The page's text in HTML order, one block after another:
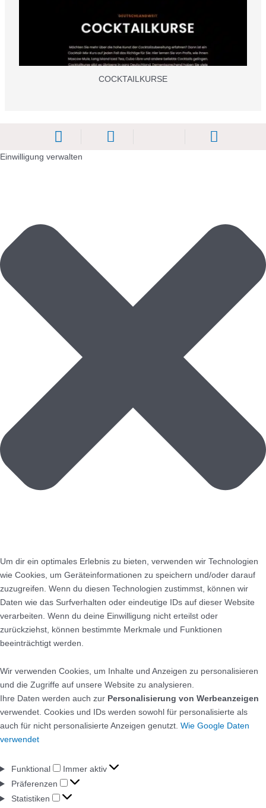
COCKTAILKURSE
Einwilligung verwalten
Um dir ein optimales Erlebnis zu bieten, verwenden wir Technologien
wie Cookies, um Geräteinformationen zu speichern und/oder darauf
zuzugreifen. Wenn du diesen Technologien zustimmst, können wir
Daten wie das Surfverhalten oder eindeutige IDs auf dieser Website
verarbeiten. Wenn du deine Einwilligung nicht erteilst oder
zurückziehst, können bestimmte Merkmale und Funktionen
beeinträchtigt werden.
Wir verwenden Cookies, um Inhalte und Anzeigen zu personalisieren
und die Zugriffe auf unsere Website zu analysieren.
Ihre Daten werden auch zur Personalisierung von Werbeanzeigen
verwendet. Cookies und IDs werden sowohl für personalisierte als
auch für nicht personalisierte Anzeigen genutzt. Wie Google Daten
verwendet
Funktional
Immer aktiv
Präferenzen
Statistiken